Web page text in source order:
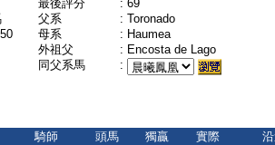
最後評分
: 69
父系
: Toronado
母系
: Haumea
外祖父
: Encosta de Lago
同父系馬
:
騎師
頭馬
獨贏
實際